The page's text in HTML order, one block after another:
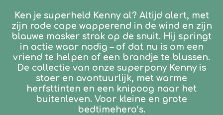
Ken je superheld Kenny al? Altijd alert, met
zijn rode cape wapperend in de wind en zijn
blauwe masker strak op de snuit. Hij springt
in actie waar nodig – of dat nu is om een
vriend te helpen of een brandje te blussen.
De collectie van onze superpony Kenny is
stoer en avontuurlijk, met warme
herfsttinten en een knipoog naar het
buitenleven. Voor kleine en grote
bedtimehero’s.